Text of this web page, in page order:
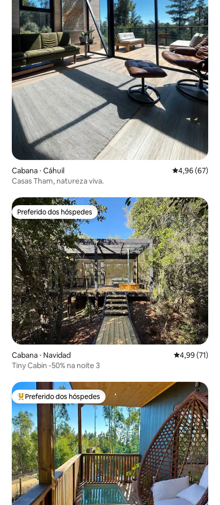
Cabana ⋅ Cáhuil 4,96 de uma
4,96 (67)
Casas Tham, natureza viva.
Preferido dos hóspedes
Preferido dos hóspedes
Cabana ⋅ Navidad 4,99 de uma
4,99 (71)
Tiny Cabin -50% na noite 3
Entre os melhores preferidos dos hóspedes
Preferido dos hóspedes